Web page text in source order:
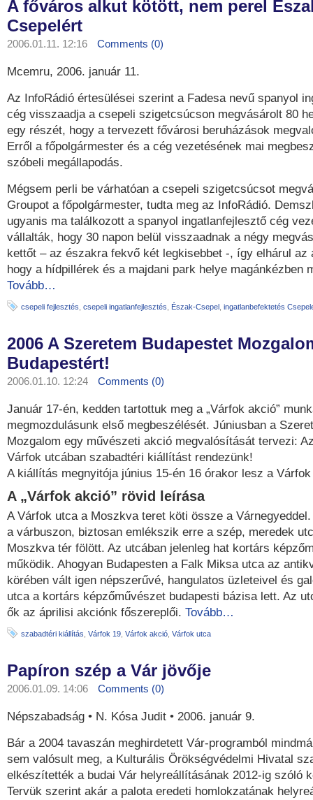
A főváros alkut kötött, nem perel
Csepelért
2006.01.11. 12:16 Comments (0)
Mcemru, 2006. január 11.
Az InfoRádió értesülései szerint a Fadesa nevű spanyol
cég visszaadja a csepeli szigetcsúcson megvásárolt 80
egy részét, hogy a tervezett fővárosi beruházások
Erről a főpolgármester és a cég vezetésének mai
szóbeli megállapodás.
Mégsem perli be várhatóan a csepeli szigetcsúcsot
Groupot a főpolgármester, tudta meg az InfoRádió.
ugyanis ma találkozott a spanyol ingatlanfejlesztő cég
vállalták, hogy 30 napon belül visszaadnak a négy
kettőt – az északra fekvő két legkisebbet -, így elhárul az
hogy a hídpillérek és a majdani park helye magánkézben
Tovább…
csepeli fejlesztés csepeli ingatlanfejlesztés Észak-Csepel ingatlanbefektetés
2006 A Szeretem Budapestet
Budapestért!
2006.01.10. 12:24 Comments (0)
Január 17-én, kedden tartottuk meg a „Várfok akció”
megmozdulásunk első megbeszélését. Júniusban a
Mozgalom egy művészeti akció megvalósítását tervezi:
Várfok utcában szabadtéri kiállítást rendezünk!
A kiállítás megnyitója június 15-én 16 órakor lesz a
A „Várfok akció” rövid leírása
A Várfok utca a Moszkva teret köti össze a
a várbuszon, biztosan emlékszik erre a szép, meredek
Moszkva tér fölött. Az utcában jelenleg hat kortárs
működik. Ahogyan Budapesten a Falk Miksa utca az
körében vált igen népszerűvé, hangulatos üzleteivel és
utca a kortárs képzőművészet budapesti bázisa lett. Az
ők az áprilisi akciónk főszereplői. Tovább…
szabadtéri kiállítás Várfok 19 Várfok akció Várfok utca
Papíron szép a Vár jövője
2006.01.09. 14:06 Comments (0)
Népszabadság • N. Kósa Judit • 2006. január 9.
Bár a 2004 tavaszán meghirdetett Vár-programból
sem valósult meg, a Kulturális Örökségvédelmi Hivatal
elkészítették a budai Vár helyreállításának 2012-ig szóló
Tervük szerint akár a palota eredeti homlokzatának